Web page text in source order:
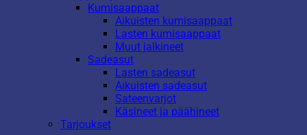
Kumisaappaat
Aikuisten kumisaappaat
Lasten kumisaappaat
Muut jalkineet
Sadeasut
Lasten sadeasut
Aikuisten sadeasut
Sateenvarjot
Käsineet ja päähineet
Tarjoukset